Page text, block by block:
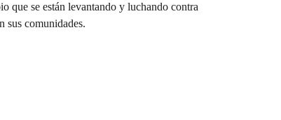
que se están levantando y luchando contra
sus comunidades.